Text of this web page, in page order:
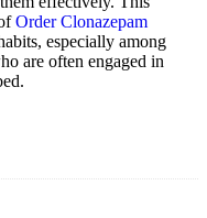
Order Clonazepam
especially among
are often engaged in